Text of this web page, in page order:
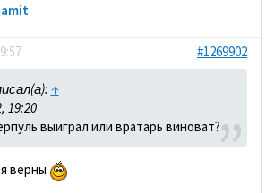
#1269902
↑
19:20
выиграл или вратарь виноват?
верны